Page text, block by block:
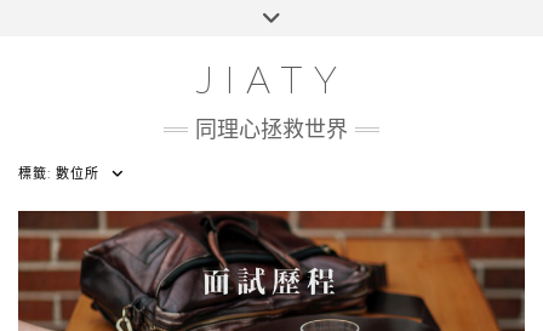
HOME
ABOUT
JIATY
同理心拯救世界
標籤: 數位所